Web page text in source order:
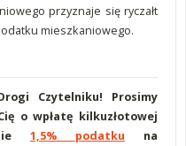
przyznaje się ryczałt
mieszkaniowego.
Czytelniku! Prosimy
o wpłatę kilkuzłotowej
1,5% podatku na